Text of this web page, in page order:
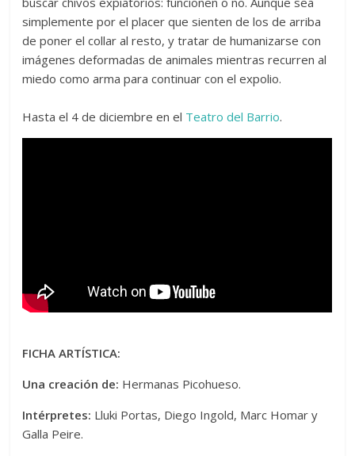
simplemente por el placer que sienten de los de arriba
de poner el collar al resto, y tratar de humanizarse con
imágenes deformadas de animales mientras recurren al
miedo como arma para continuar con el expolio.
Hasta el 4 de diciembre en el Teatro del Barrio.
FICHA ARTÍSTICA:
Una creación de: Hermanas Picohueso.
Intérpretes: Lluki Portas, Diego Ingold, Marc Homar y
Galla Peire.